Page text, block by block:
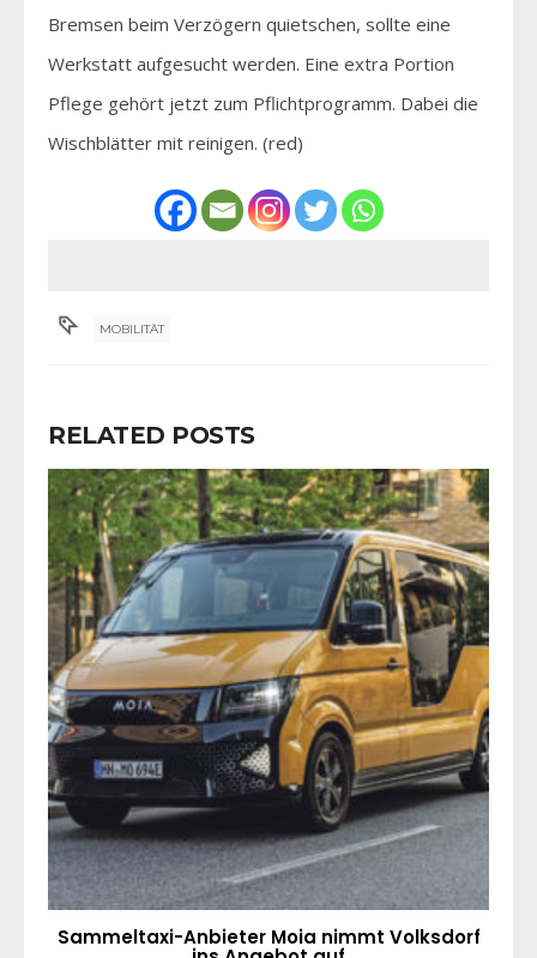
Bremsen beim Verzögern quietschen, sollte eine
Werkstatt aufgesucht werden. Eine extra Portion
Pflege gehört jetzt zum Pflichtprogramm. Dabei die
Wischblätter mit reinigen. (red)
MOBILITÄT
RELATED POSTS
Sammeltaxi-Anbieter Moia nimmt Volksdorf